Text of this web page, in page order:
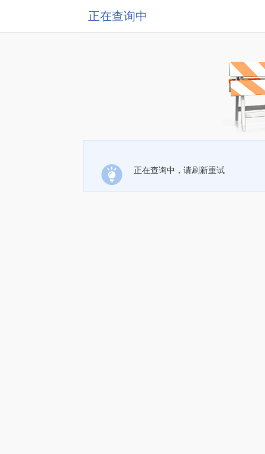
正在查询中
正在查询中，请刷新重试